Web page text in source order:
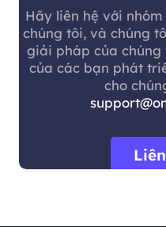
Hãy liên hệ với
chúng tôi, và chúng
giải pháp của chúng
của các bạn phát
cho